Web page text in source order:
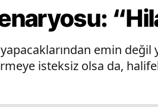
emin değil
isteksiz olsa da,